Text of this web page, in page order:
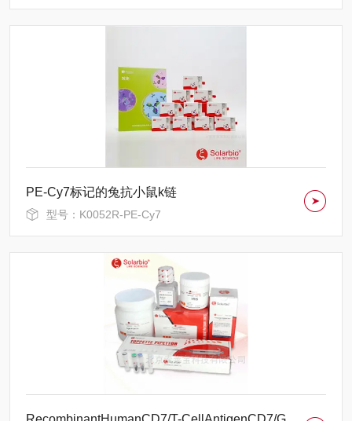
PE-Cy7标记的兔抗小鼠k链
型号：K0052R-PE-Cy7